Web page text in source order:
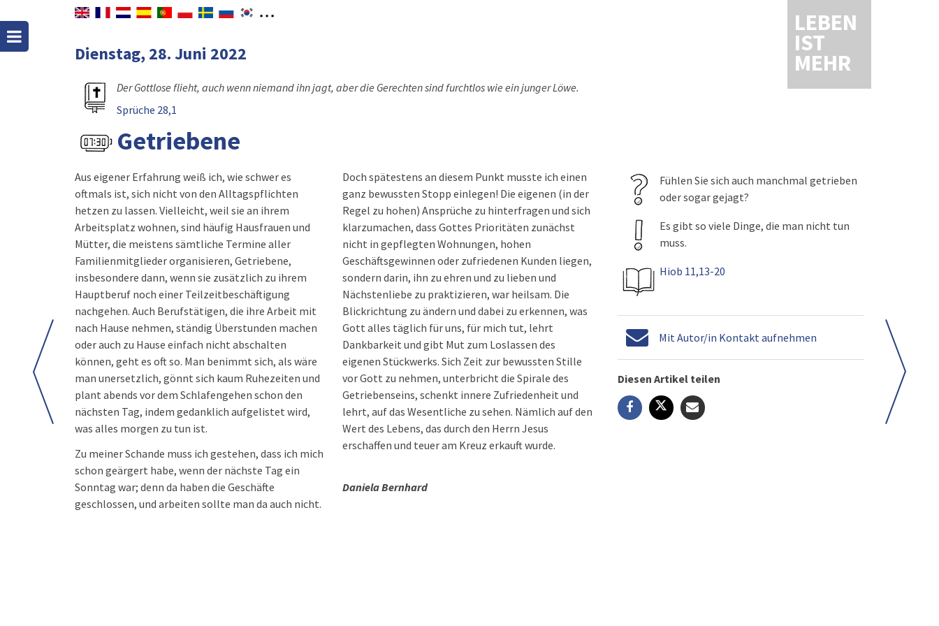
LEBEN
IST
MEHR
Dienstag, 28. Juni 2022
Der Gottlose flieht, auch wenn niemand ihn jagt, aber die Gerechten sind furchtlos wie ein junger Löwe.
Sprüche 28,1
Getriebene
Aus eigener Erfahrung weiß ich, wie schwer es
oftmals ist, sich nicht von den Alltagspflichten
hetzen zu lassen. Vielleicht, weil sie an ihrem
Arbeitsplatz wohnen, sind häufig Hausfrauen und
Mütter, die meistens sämtliche Termine aller
Familienmitglieder organisieren, Getriebene,
insbesondere dann, wenn sie zusätzlich zu ihrem
Hauptberuf noch einer Teilzeitbeschäftigung
nachgehen. Auch Berufstätigen, die ihre Arbeit mit
nach Hause nehmen, ständig Überstunden machen
oder auch zu Hause einfach nicht abschalten
können, geht es oft so. Man benimmt sich, als wäre
man unersetzlich, gönnt sich kaum Ruhezeiten und
plant abends vor dem Schlafengehen schon den
nächsten Tag, indem gedanklich aufgelistet wird,
was alles morgen zu tun ist.
Zu meiner Schande muss ich gestehen, dass ich mich
schon geärgert habe, wenn der nächste Tag ein
Sonntag war; denn da haben die Geschäfte
geschlossen, und arbeiten sollte man da auch nicht.
Doch spätestens an diesem Punkt musste ich einen
ganz bewussten Stopp einlegen! Die eigenen (in der
Regel zu hohen) Ansprüche zu hinterfragen und sich
klarzumachen, dass Gottes Prioritäten zunächst
nicht in gepflegten Wohnungen, hohen
Geschäftsgewinnen oder zufriedenen Kunden liegen,
sondern darin, ihn zu ehren und zu lieben und
Nächstenliebe zu praktizieren, war heilsam. Die
Blickrichtung zu ändern und dabei zu erkennen, was
Gott alles täglich für uns, für mich tut, lehrt
Dankbarkeit und gibt Mut zum Loslassen des
eigenen Stückwerks. Sich Zeit zur bewussten Stille
vor Gott zu nehmen, unterbricht die Spirale des
Getriebenseins, schenkt innere Zufriedenheit und
lehrt, auf das Wesentliche zu sehen. Nämlich auf den
Wert des Lebens, das durch den Herrn Jesus
erschaffen und teuer am Kreuz erkauft wurde.
Daniela Bernhard
Fühlen Sie sich auch manchmal getrieben
oder sogar gejagt?
Es gibt so viele Dinge, die man nicht tun
muss.
Hiob 11,13-20
Mit Autor/in Kontakt aufnehmen
Diesen Artikel teilen